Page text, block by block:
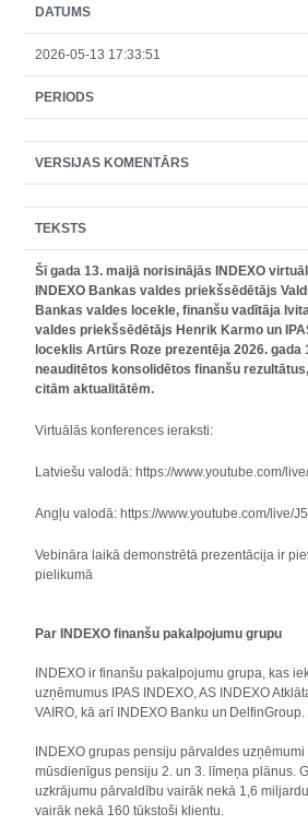
DATUMS
2026-05-13 17:33:51
PERIODS
VERSIJAS KOMENTĀRS
TEKSTS
Šī gada 13. maijā norisinājās INDEXO
INDEXO Bankas valdes priekšsēdētājs
Bankas valdes locekle, finanšu vadītāja
valdes priekšsēdētājs Henrik Karmo un
loceklis Artūrs Roze prezentēja 2026. gada
neauditētos konsolidētos finanšu
citām aktualitātēm.
Virtuālās konferences ieraksti:
Latviešu valodā: https://www.youtube.com/
Angļu valodā: https://www.youtube.com/live/
Vebināra laikā demonstrētā prezentācija ir
pielikumā
Par INDEXO finanšu pakalpojumu grupu
INDEXO ir finanšu pakalpojumu grupa, kas
uzņēmumus IPAS INDEXO, AS INDEXO
VAIRO, kā arī INDEXO Banku un DelfinGroup.
INDEXO grupas pensiju pārvaldes
mūsdienīgus pensiju 2. un 3. līmeņa plānus.
uzkrājumu pārvaldību vairāk nekā 1,6
vairāk nekā 160 tūkstoši klientu.